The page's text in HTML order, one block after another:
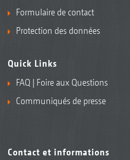
Formulaire de contact
Protection des données
Quick Links
FAQ | Foire aux Questions
Communiqués de presse
Contact et informations